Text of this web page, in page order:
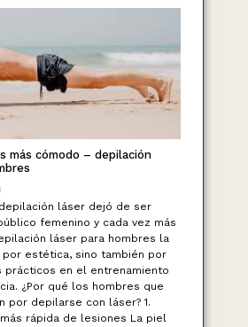
más cómodo – depilación
láser dejó de ser
femenino y cada vez más
láser para hombres la
por estética, sino también por
prácticos en el entrenamiento
¿Por qué los hombres que
por depilarse con láser? 1.
rápida de lesiones La piel